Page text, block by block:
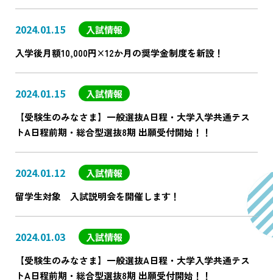
2024.01.15
入試情報
入学後月額10,000円×12か月の奨学金制度を新設！
2024.01.15
入試情報
【受験生のみなさま】一般選抜A日程・大学入学共通テス
トA日程前期・総合型選抜8期 出願受付開始！！
2024.01.12
入試情報
留学生対象 入試説明会を開催します！
2024.01.03
入試情報
【受験生のみなさま】一般選抜A日程・大学入学共通テス
トA日程前期・総合型選抜8期 出願受付開始！！